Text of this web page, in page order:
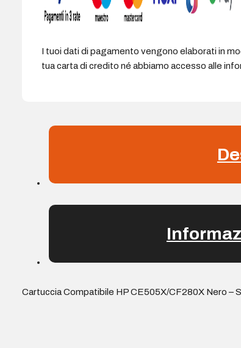
I tuoi dati di pagamento vengono elaborati in
tua carta di credito né abbiamo accesso alle
Cartuccia Compatibile HP CE505X/CF280X Nero –